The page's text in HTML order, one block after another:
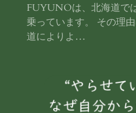
FUYUNOは、北海道では
乗っています。 その理
道によりよ…